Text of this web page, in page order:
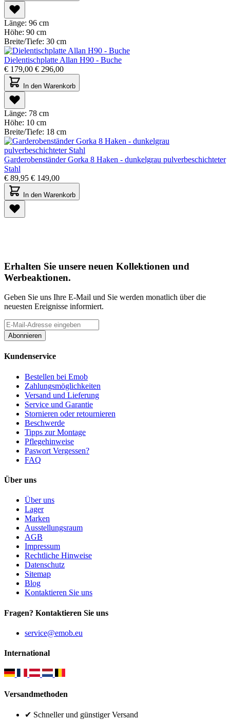
Länge: 96 cm
Höhe: 90 cm
Breite/Tiefe: 30 cm
Dielentischplatte Allan H90 - Buche
€ 179,00 € 296,00
In den Warenkorb
Länge: 78 cm
Höhe: 10 cm
Breite/Tiefe: 18 cm
Garderobenständer Gorka 8 Haken - dunkelgrau pulverbeschichteter
Stahl
€ 89,95 € 149,00
In den Warenkorb
Erhalten Sie unsere neuen Kollektionen und
Werbeaktionen.
Geben Sie uns Ihre E-Mail und Sie werden monatlich über die
neuesten Ereignisse informiert.
Abonnieren
Kundenservice
Bestellen bei Emob
Zahlungsmöglichkeiten
Versand und Lieferung
Service und Garantie
Stornieren oder retournieren
Beschwerde
Tipps zur Montage
Pflegehinweise
Paswort Vergessen?
FAQ
Über uns
Über uns
Lager
Marken
Ausstellungsraum
AGB
Impressum
Rechtliche Hinweise
Datenschutz
Sitemap
Blog
Kontaktieren Sie uns
Fragen? Kontaktieren Sie uns
service@emob.eu
International
Versandmethoden
✔ Schneller und günstiger Versand